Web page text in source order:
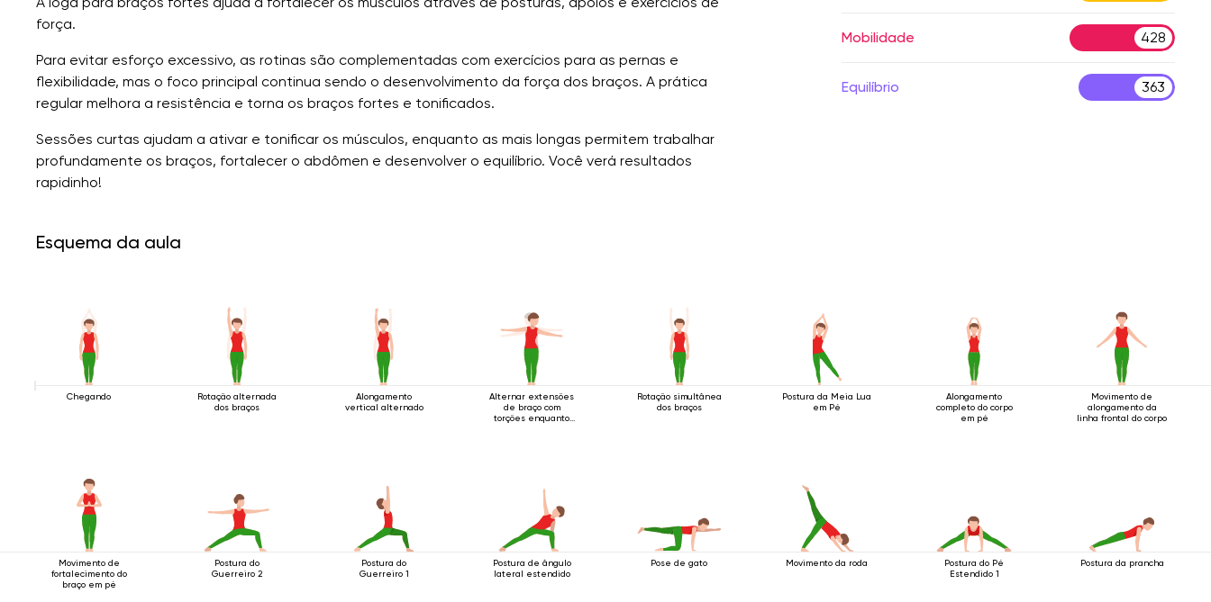
força.
Para evitar esforço excessivo, as rotinas são complementadas com exercícios para as pernas e
flexibilidade, mas o foco principal continua sendo o desenvolvimento da força dos braços. A prática
regular melhora a resistência e torna os braços fortes e tonificados.
Sessões curtas ajudam a ativar e tonificar os músculos, enquanto as mais longas permitem trabalhar
profundamente os braços, fortalecer o abdômen e desenvolver o equilíbrio. Você verá resultados
rapidinho!
Mobilidade 428
Equilíbrio 363
Esquema da aula
Chegando
Rotação alternada
dos braços
Alongamento
vertical alternado
Alternar extensões
de braço com
torções enquanto
Rotação simultânea
dos braços
Postura da Meia Lua
em Pé
Alongamento
completo do corpo
em pé
Movimento de
alongamento da
linha frontal do corpo
Movimento de
fortalecimento do
braço em pé
Postura do
Guerreiro 2
Postura do
Guerreiro 1
Postura de ângulo
lateral estendido
Pose de gato Movimento da roda
Postura do Pé
Estendido 1
Postura da prancha